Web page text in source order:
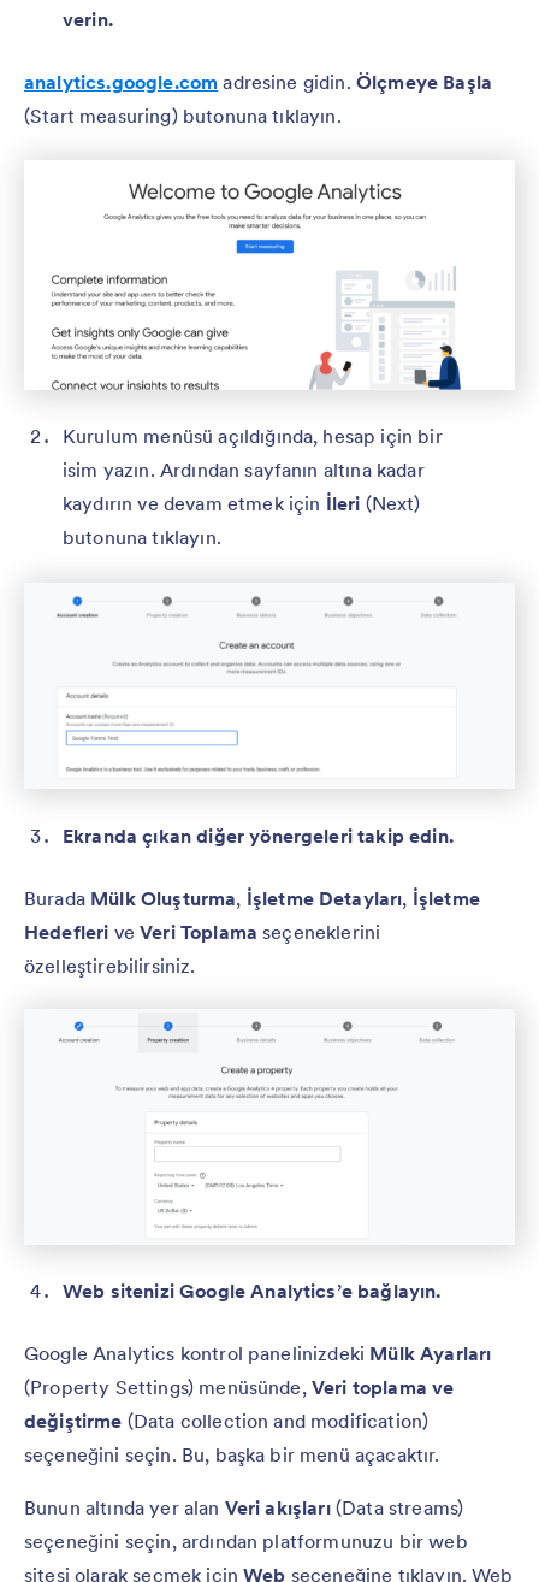
verin.
analytics.google.com adresine gidin. Ölçmeye Başla
(Start measuring) butonuna tıklayın.
Kurulum menüsü açıldığında, hesap için bir
isim yazın. Ardından sayfanın altına kadar
kaydırın ve devam etmek için İleri (Next)
butonuna tıklayın.
Ekranda çıkan diğer yönergeleri takip edin.
Burada Mülk Oluşturma, İşletme Detayları, İşletme
Hedefleri veVeri Toplama seçeneklerini
özelleştirebilirsiniz.
Web sitenizi Google Analytics’e bağlayın.
Google Analytics kontrol panelinizdeki Mülk Ayarları
(Property Settings) menüsünde, Veri toplama ve
değiştirme (Data collection and modification)
seçeneğini seçin. Bu, başka bir menü açacaktır.
Bunun altında yer alan Veri akışları(Data streams)
seçeneğini seçin, ardından platformunuzu bir web
sitesi olarak seçmek içinWeb seçeneğine tıklayın. Web